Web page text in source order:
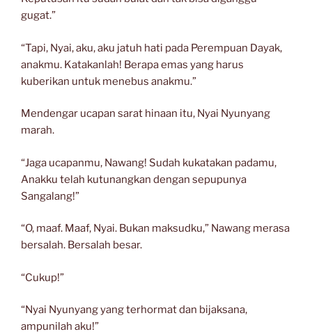
gugat.”
“Tapi, Nyai, aku, aku jatuh hati pada Perempuan Dayak,
anakmu. Katakanlah! Berapa emas yang harus
kuberikan untuk menebus anakmu.”
Mendengar ucapan sarat hinaan itu, Nyai Nyunyang
marah.
“Jaga ucapanmu, Nawang! Sudah kukatakan padamu,
Anakku telah kutunangkan dengan sepupunya
Sangalang!”
“O, maaf. Maaf, Nyai. Bukan maksudku,” Nawang merasa
bersalah. Bersalah besar.
“Cukup!”
“Nyai Nyunyang yang terhormat dan bijaksana,
ampunilah aku!”